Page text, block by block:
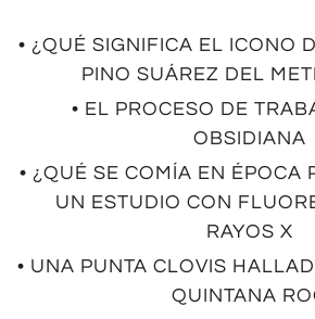
• ¿QUÉ SIGNIFICA EL ICONO
PINO SUÁREZ DEL
• EL PROCESO DE
OBSIDIANA
• ¿QUÉ SE COMÍA EN ÉPOCA
UN ESTUDIO CON
RAYOS X
• UNA PUNTA CLOVIS
QUINTANA